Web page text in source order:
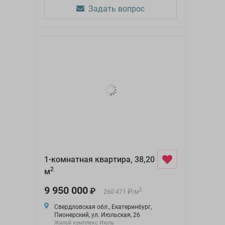
Задать вопрос
1-комнатная квартира, 38,20
м2
9 950 000₽ 260 471 ₽/м2
Свердловская обл., Екатеринбург,
Пионерский, ул. Июльская, 26
Жилой комплекс Июль